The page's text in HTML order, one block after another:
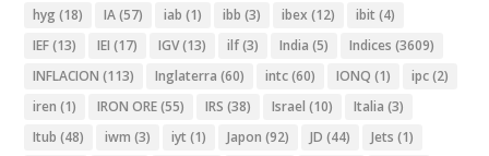
hyg (18) IA(57) iab (1) ibb (3) ibex (12) ibit (4)
IEF(13) IEI (17) IGV(13) ilf(3) India (5) Indices (3609)
INFLACION (113) Inglaterra (60) intc(60) IONQ (1) ipc(2)
iren (1) IRON ORE(55) IRS (38) Israel (10) Italia (3)
Itub (48) iwm (3) iyt (1) Japon (92) JD (44) Jets (1)